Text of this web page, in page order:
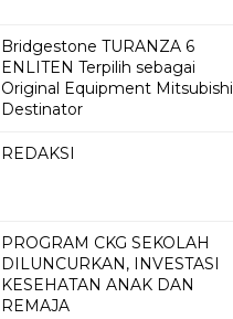
Bridgestone TURANZA 6
ENLITEN Terpilih sebagai
Original Equipment Mitsubishi
Destinator
REDAKSI
PROGRAM CKG SEKOLAH
DILUNCURKAN, INVESTASI
KESEHATAN ANAK DAN
REMAJA